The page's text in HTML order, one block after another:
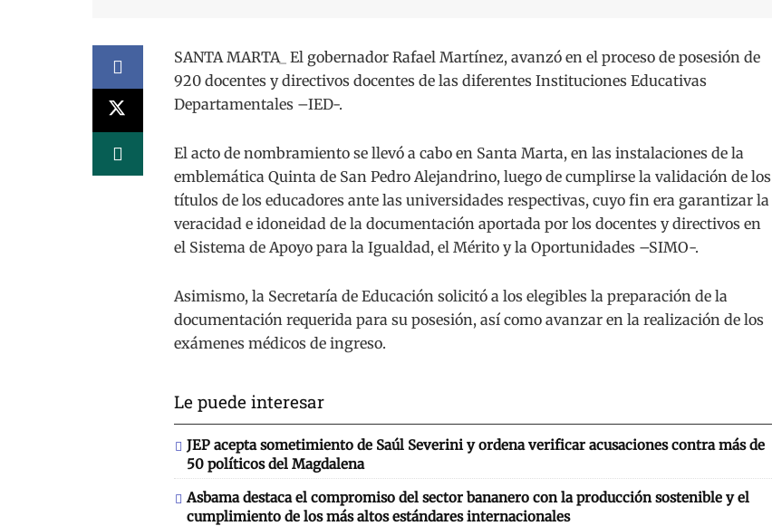
SANTA MARTA_ El gobernador Rafael Martínez, avanzó en el proceso de posesión de
920 docentes y directivos docentes de las diferentes Instituciones Educativas
Departamentales –IED-.
El acto de nombramiento se llevó a cabo en Santa Marta, en las instalaciones de la
emblemática Quinta de San Pedro Alejandrino, luego de cumplirse la validación de los
títulos de los educadores ante las universidades respectivas, cuyo fin era garantizar la
veracidad e idoneidad de la documentación aportada por los docentes y directivos en
el Sistema de Apoyo para la Igualdad, el Mérito y la Oportunidades –SIMO-.
Asimismo, la Secretaría de Educación solicitó a los elegibles la preparación de la
documentación requerida para su posesión, así como avanzar en la realización de los
exámenes médicos de ingreso.
Le puede interesar
JEP acepta sometimiento de Saúl Severini y ordena verificar acusaciones contra más de
50 políticos del Magdalena
Asbama destaca el compromiso del sector bananero con la producción sostenible y el
cumplimiento de los más altos estándares internacionales